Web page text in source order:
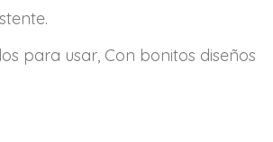
para usar, Con bonitos diseños